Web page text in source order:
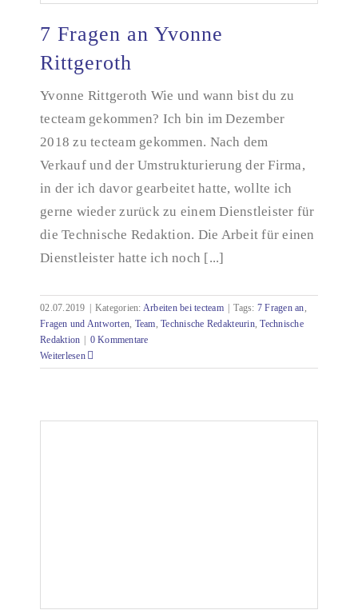
7 Fragen an Yvonne Rittgeroth
7 Fragen an Yvonne
Rittgeroth
Yvonne Rittgeroth Wie und wann bist du zu
tecteam gekommen? Ich bin im Dezember
2018 zu tecteam gekommen. Nach dem
Verkauf und der Umstrukturierung der Firma,
in der ich davor gearbeitet hatte, wollte ich
gerne wieder zurück zu einem Dienstleister für
die Technische Redaktion. Die Arbeit für einen
Dienstleister hatte ich noch [...]
02.07.2019 Kategorien: Arbeiten bei tecteam Tags: 7 Fragen an,
Fragen und Antworten, Team,Technische Redakteurin,Technische
Redaktion
0 Kommentare
Weiterlesen